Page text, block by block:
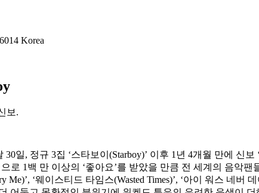
Korea
보.
일, 정규 3집 ‘스타보이(Starboy)’ 이후 1년 4개월 만에 신
로 1백 만 이상의 ‘좋아요’를 받았을 만큼 전 세계의 음악
‘웨이스티드 타임스(Wasted Times)’, ‘아이 워스 네버 데